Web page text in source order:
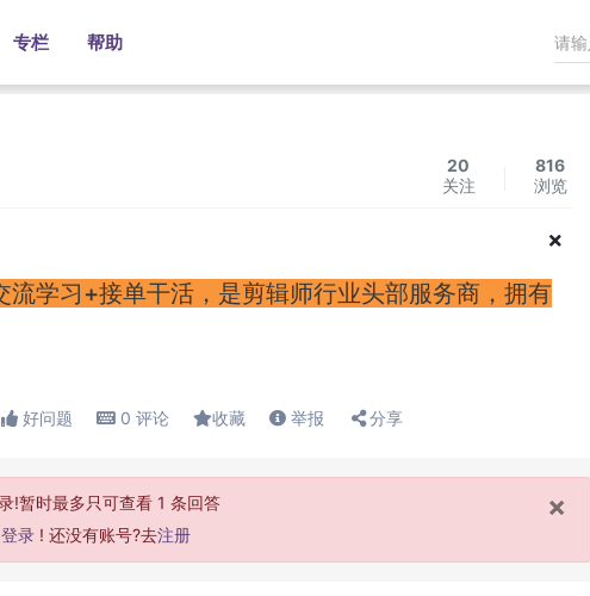
专栏 帮助
20
关注
816
浏览
学习+接单干活，是剪辑师行业头部服务商，拥有
好问题 0 评论 收藏 举报 分享
×
!暂时最多只可查看 1 条回答
登录 ! 还没有账号?去注册